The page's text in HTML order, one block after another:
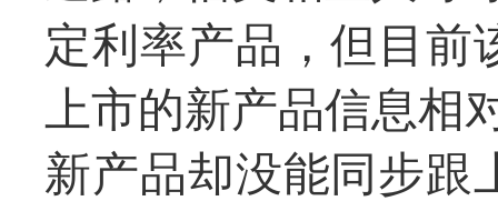
定利率产品，但目前
上市的新产品信息相
新产品却没能同步跟